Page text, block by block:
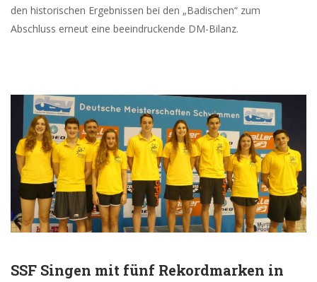
den historischen Ergebnissen bei den „Badischen“ zum
Abschluss erneut eine beeindruckende DM-Bilanz.
SSF Singen mit fünf Rekordmarken in